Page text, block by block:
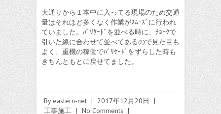
大通りから１本中に入ってる現場のため交通
量はそれほど多くなく作業がｽﾑｰｽﾞに行われ
ていました。ﾊﾞﾘｹｰﾄﾞを並べる時に、ﾁｮｰｸで
引いた線に合わせて並べてあるので見た目も
よく、重機の稼働でﾊﾞﾘｹｰﾄﾞをずらした時も
きちんともとに戻せてました。
Byeastern-net | 2017年12月20日
|
工事施工 | No Comments |